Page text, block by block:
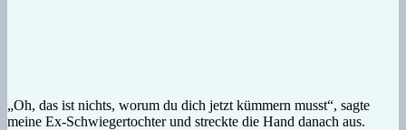
„Oh, das ist nichts, worum du dich jetzt kümmern musst“, sagte
meine Ex-Schwiegertochter und streckte die Hand danach aus.